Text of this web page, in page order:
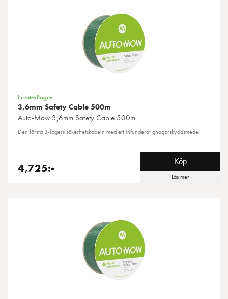
I centrallager
3,6mm Safety Cable 500m
Auto-Mow 3,6mm Safety Cable 500m
Den första 3-lagers säkerhetskabeln med ett infunderat gnagarskyddsmedel.
4,725:- Köp
Läs mer